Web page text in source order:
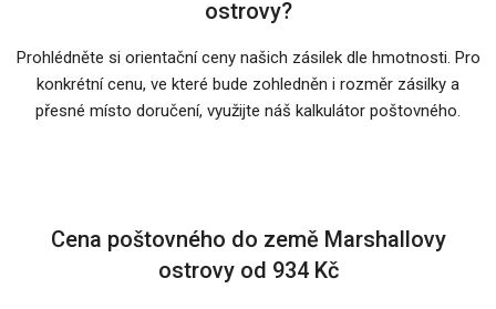
ostrovy?
Prohlédněte si orientační ceny našich zásilek dle hmotnosti. Pro
konkrétní cenu, ve které bude zohledněn i rozměr zásilky a
přesné místo doručení, využijte náš kalkulátor poštovného.
Cena poštovného do země Marshallovy
ostrovy od 934 Kč